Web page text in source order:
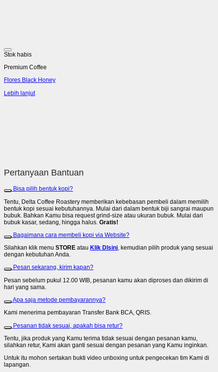
Stok habis
Premium Coffee
Flores Black Honey
Lebih lanjut
Pertanyaan Bantuan
Bisa pilih bentuk kopi?
Tentu, Delta Coffee Roastery memberikan kebebasan pembeli dalam memilih
bentuk kopi sesuai kebutuhannya. Mulai dari dalam bentuk biji sangrai maupun
bubuk. Bahkan Kamu bisa request grind-size atau ukuran bubuk. Mulai dari
bubuk kasar, sedang, hingga halus. Gratis!
Bagaimana cara membeli kopi via Website?
Silahkan klik menu STORE atau Klik DIsini, kemudian pilih produk yang sesuai
dengan kebutuhan Anda.
Pesan sekarang, kirim kapan?
Pesan sebelum pukul 12.00 WIB, pesanan kamu akan diproses dan dikirim di
hari yang sama.
Apa saja metode pembayarannya?
Kami menerima pembayaran Transfer Bank BCA, QRIS.
Pesanan tidak sesuai, apakah bisa retur?
Tentu, jika produk yang Kamu terima tidak sesuai dengan pesanan kamu,
silahkan retur, Kami akan ganti sesuai dengan pesanan yang Kamu inginkan.
Untuk itu mohon sertakan bukti video unboxing untuk pengecekan tim Kami di
lapangan.